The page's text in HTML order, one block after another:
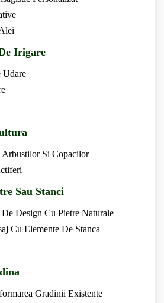
Irigare
Udare
Arbustilor Si Copacilor
Sau Stanci
Design Cu Pietre Naturale
Cu Elemente De Stanca
Gradinii Existente